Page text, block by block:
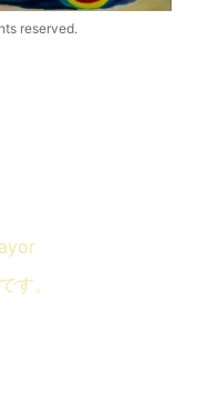
reserved.
す。